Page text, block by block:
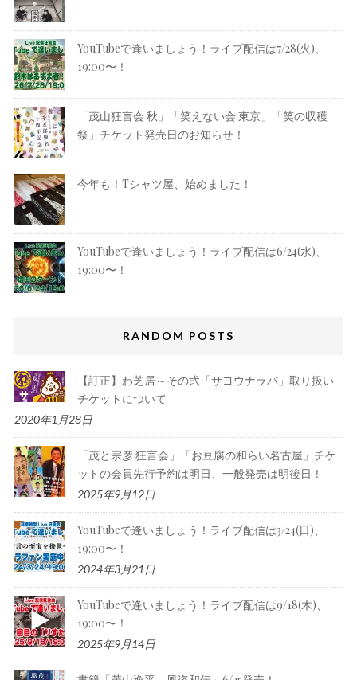
YouTubeで逢いましょう！ライブ配信は7/28(火)、
19:00〜！
「茂山狂言会 秋」「笑えない会 東京」「笑の収穫
祭」チケット発売日のお知らせ！
今年も！Tシャツ屋、始めました！
YouTubeで逢いましょう！ライブ配信は6/24(水)、
19:00〜！
RANDOM POSTS
【訂正】わ芝居～その弐「サヨウナラバ」取り扱い
チケットについて
2020年1月28日
「茂と宗彦 狂言会」「お豆腐の和らい名古屋」チケ
ットの会員先行予約は明日、一般発売は明後日！
2025年9月12日
YouTubeで逢いましょう！ライブ配信は3/24(日)、
19:00〜！
2024年3月21日
YouTubeで逢いましょう！ライブ配信は9/18(木)、
19:00〜！
2025年9月14日